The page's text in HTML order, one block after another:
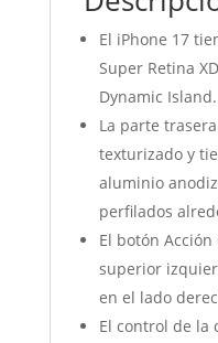
El iPhone 17
Super Retina
Dynamic Island.
La parte
texturizado y
aluminio
perfilados
El botón
superior
en el lado
El control de la